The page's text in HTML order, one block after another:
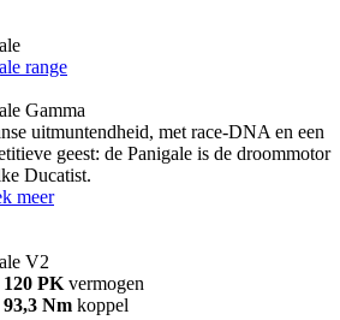
range
Gamma
uitmuntendheid, met race-DNA en een
geest: de Panigale is de droommotor
Ducatist.
meer
V2
120 PK vermogen
93,3 Nm koppel